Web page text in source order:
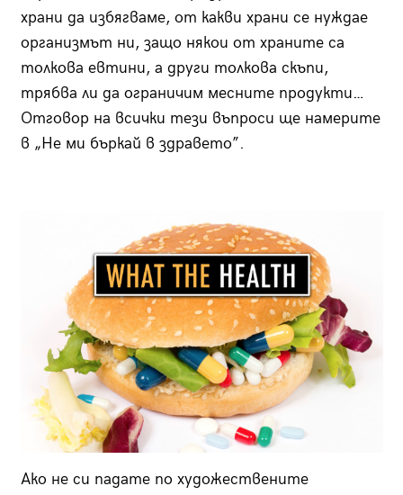
храни да избягваме, от какви храни се нуждае
организмът ни, защо някои от храните са
толкова евтини, а други толкова скъпи,
трябва ли да ограничим месните продукти…
Отговор на всички тези въпроси ще намерите
в „Не ми бъркай в здравето”.
Ако не си падате по художествените